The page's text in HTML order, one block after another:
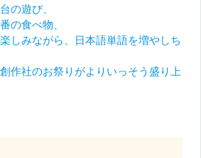
の遊び、
の食べ物、
しみながら、日本語単語を増やしち
作社のお祭りがよりいっそう盛り上